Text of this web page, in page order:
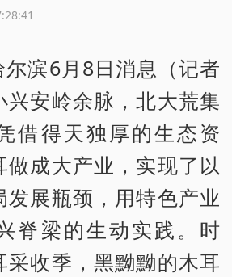
尔滨6月8日消息（记者
兴安岭余脉，北大荒集
借得天独厚的生态资
做成大产业，实现了以
发展瓶颈，用特色产业
脊梁的生动实践。时
采收季，黑黝黝的木耳